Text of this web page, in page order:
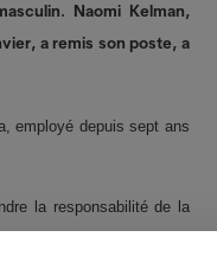
Naomi Kelman,
a remis son poste, a
employé depuis sept ans
la responsabilité de la